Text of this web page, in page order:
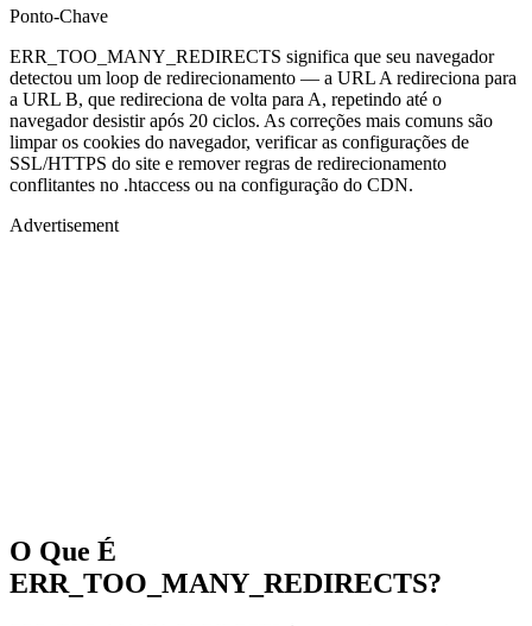
Ponto-Chave
ERR_TOO_MANY_REDIRECTS significa que seu navegador
detectou um loop de redirecionamento — a URL A redireciona para
a URL B, que redireciona de volta para A, repetindo até o
navegador desistir após 20 ciclos. As correções mais comuns são
limpar os cookies do navegador, verificar as configurações de
SSL/HTTPS do site e remover regras de redirecionamento
conflitantes no .htaccess ou na configuração do CDN.
Advertisement
O Que É
ERR_TOO_MANY_REDIRECTS?